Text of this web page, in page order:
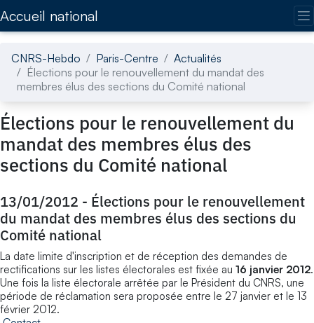
Accueil national
CNRS-Hebdo Paris-Centre
Actualités
Élections pour le renouvellement du mandat des
membres élus des sections du Comité national
Élections pour le renouvellement du
mandat des membres élus des
sections du Comité national
13/01/2012 - Élections pour le renouvellement
du mandat des membres élus des sections du
Comité national
La date limite d'inscription et de réception des demandes de
rectifications sur les listes électorales est fixée au 16 janvier 2012.
Une fois la liste électorale arrêtée par le Président du CNRS, une
période de réclamation sera proposée entre le 27 janvier et le 13
février 2012.